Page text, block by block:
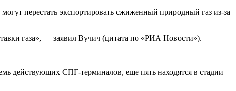
перестать экспортировать сжиженный природный газ из-за
газа», — заявил Вучич (цитата по «РИА Новости»).
действующих СПГ-терминалов, еще пять находятся в стадии